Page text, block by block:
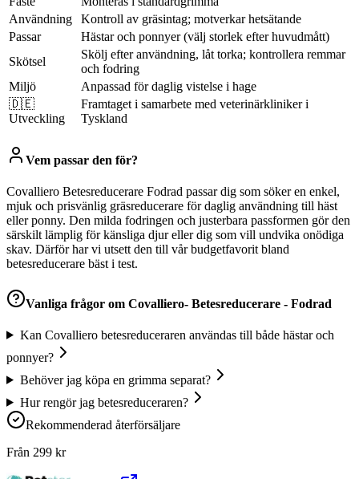
Användning
Kontroll av gräsintag; motverkar hetsätande
Passar
Hästar och ponnyer (välj storlek efter huvudmått)
Skötsel
Skölj efter användning, låt torka; kontrollera remmar
och fodring
Miljö
Anpassad för daglig vistelse i hage
🇩🇪
Utveckling
Framtaget i samarbete med veterinärkliniker i
Tyskland
Vem passar den för?
Covalliero Betesreducerare Fodrad passar dig som söker en enkel,
mjuk och prisvänlig gräsreducerare för daglig användning till häst
eller ponny. Den milda fodringen och justerbara passformen gör den
särskilt lämplig för känsliga djur eller dig som vill undvika onödiga
skav. Därför har vi utsett den till vår budgetfavorit bland
betesreducerare bäst i test.
Vanliga frågor om Covalliero- Betesreducerare - Fodrad
Kan Covalliero betesreduceraren användas till både hästar och
ponnyer?
Behöver jag köpa en grimma separat?
Hur rengör jag betesreduceraren?
Rekommenderad återförsäljare
Från 299 kr